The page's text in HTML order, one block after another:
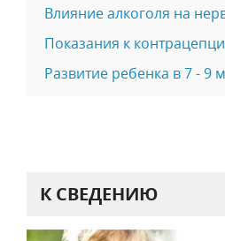
Влияние алкоголя на
Показания к
Развитие ребенка в 7 - 9
К СВЕДЕНИЮ